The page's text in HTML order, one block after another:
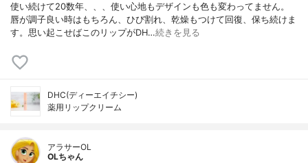
使い続けて20数年、、、使い心地もデザインも色も変わってません。
唇が調子良い時はもちろん、ひび割れ、乾燥もつけて回復、保ち続けま
す。思い起こせばこのリップがDH…続きを見る
DHC(ディーエイチシー)
薬用リップクリーム
アラサーOL
OLちゃん